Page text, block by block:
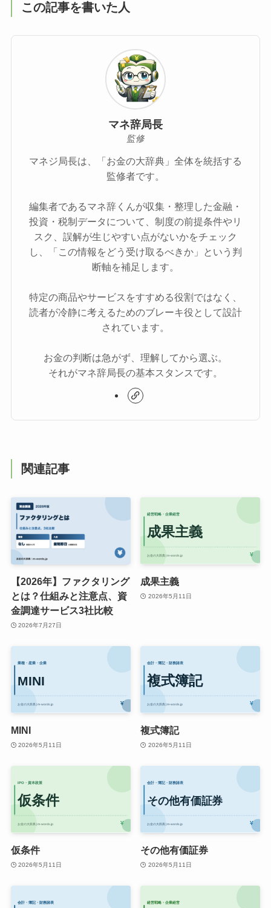
この記事を書いた人
マネ辞局長
監修
マネジ局長は、「お金の大辞典」全体を統括する
監修者です。
編集者であるマネ辞くんが収集・整理した金融・
投資・税制データについて、制度の前提条件やリ
スク、誤解が生じやすい点がないかをチェック
し、「この情報をどう受け取るべきか」という判
断軸を補足します。
特定の商品やサービスをすすめる役割ではなく、
読者が冷静に考えるためのブレーキ役として設計
されています。
お金の判断は急がず、理解してから選ぶ。
それがマネ辞局長の基本スタンスです。
関連記事
【2026年】ファクタリング
とは？仕組みと注意点、資
金調達サービス3社比較
2026年7月27日
成果主義
2026年5月11日
MINI
2026年5月11日
複式簿記
2026年5月11日
仮条件
2026年5月11日
その他有価証券
2026年5月11日